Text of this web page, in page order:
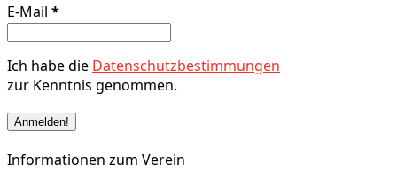
E-Mail *
Ich habe die Datenschutzbestimmungen
zur Kenntnis genommen.
Informationen zum Verein